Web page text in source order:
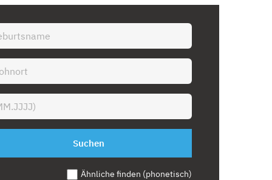
Suchen
Ähnliche finden (phonetisch)